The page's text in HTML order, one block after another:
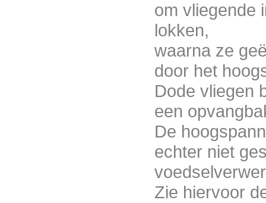
om vliegende
lokken,
waarna ze
door het
Dode vliegen
een
De
echter niet
Zie hiervoor